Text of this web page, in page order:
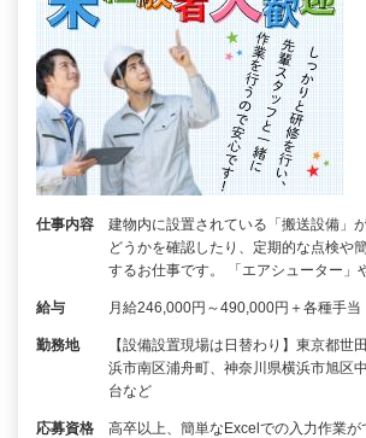
仕事内容
建物内に設置されている「搬送設備」
どうかを確認したり、定期的な点検や
するお仕事です。 「エアシューター」
給与 月給246,000円～490,000円＋各種手当
勤務地
【設備設置現場は日替わり】東京都世
浜市南区浦舟町、神奈川県横浜市旭区
台など
応募資格
高卒以上、簡単なExcelでの入力作業